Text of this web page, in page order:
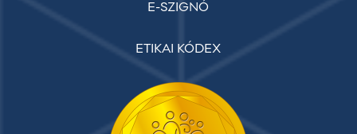
E-SZIGNÓ
ETIKAI KÓDEX